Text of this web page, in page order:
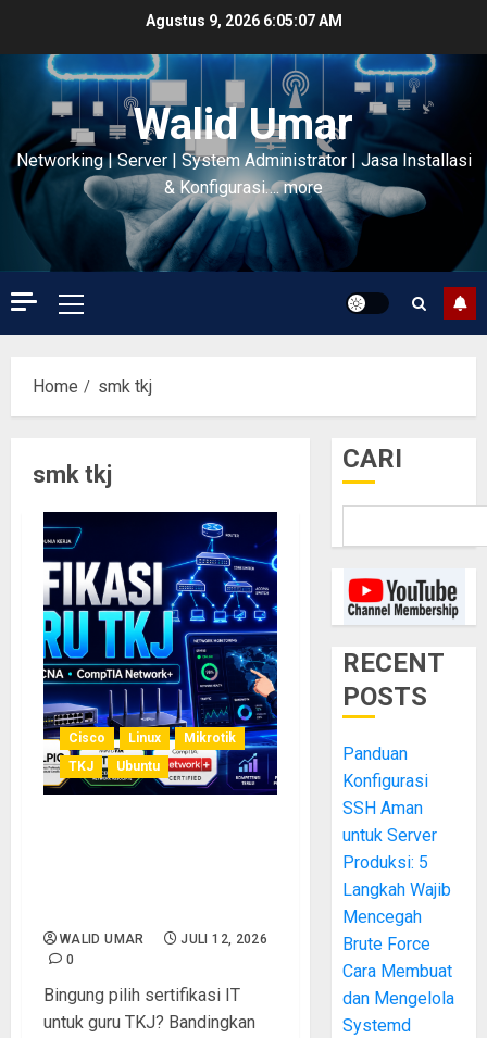
content
Agustus 9, 2026 6:05:08 AM
Walid Umar
Networking | Server | System Administrator | Jasa Installasi
& Konfigurasi…. more
Primary
Menu
Home smk tkj
smk tkj
Cisco Linux
Mikrotik
TKJ
Ubuntu
WALID UMAR
JULI 12, 2026
0
Bingung pilih sertifikasi IT
untuk guru TKJ? Bandingkan
CARI
RECENT
POSTS
Panduan
Konfigurasi
SSH Aman
untuk Server
Produksi: 5
Langkah Wajib
Mencegah
Brute Force
Cara Membuat
dan Mengelola
Systemd